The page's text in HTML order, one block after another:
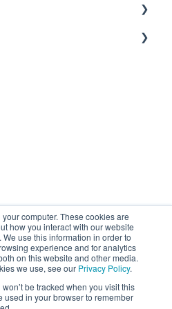
computer. These cookies are
how you interact with our website
use this information in order to
experience and for analytics
on this website and other media.
we use, see our Privacy Policy.
be tracked when you visit this
in your browser to remember